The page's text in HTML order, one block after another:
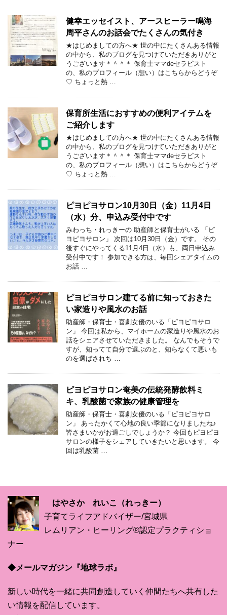
健幸エッセイスト、アースヒーラー鳴海
周平さんのお話会でたくさんの気付き
★はじめましての方へ★ 世の中にたくさんある情報
の中から、私のブログを見つけていただきありがと
うございます＊＾＾＊ 保育士ママdeセラピスト
の、私のプロフィール（想い）はこちらからどうぞ
♡ ちょっと熱 …
保育所生活におすすめの便利アイテムを
ご紹介します
★はじめましての方へ★ 世の中にたくさんある情報
の中から、私のブログを見つけていただきありがと
うございます＊＾＾＊ 保育士ママdeセラピスト
の、私のプロフィール（想い）はこちらからどうぞ
♡ ちょっと熱 …
ピヨピヨサロン10月30日（金）11月4日
（水）分、申込み受付中です
みわっち・れっきーの 助産師と保育士がいる 「ピ
ヨピヨサロン」 次回は10月30日（金）です。 その
後すぐにやってくる11月4日（水）も、両日申込み
受付中です！ 参加できる方は、毎回シェアタイムの
お話 …
ピヨピヨサロン建てる前に知っておきた
い家造りや風水のお話
助産師・保育士・喜劇女優のいる「ピヨピヨサロ
ン」 今回は私から、マイホームの家造りや風水のお
話をシェアさせていただきました。 なんでもそうで
すが、知ってて自分で選ぶのと、知らなくて悪いも
のを選ばされち …
ピヨピヨサロン奄美の伝統発酵飲料ミ
キ、乳酸菌で家族の健康管理を
助産師・保育士・喜劇女優のいる「ピヨピヨサロ
ン」 あったかくて心地の良い季節になりましたね♪
皆さまいかがお過ごしでしょうか？ 今回もピヨピヨ
サロンの様子をシェアしていきたいと思います。 今
回は乳酸菌 …
はやさか れいこ（れっきー）
子育てライフアドバイザー/宮城県
レムリアン・ヒーリング®認定プラクティショ
ナー
◆メールマガジン『地球ラボ』
新しい時代を一緒に共同創造していく仲間たちへ共有した
い情報を配信しています。